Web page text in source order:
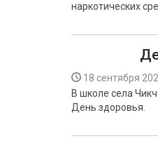
наркотических
18 сентября
В школе села
День здоровья.